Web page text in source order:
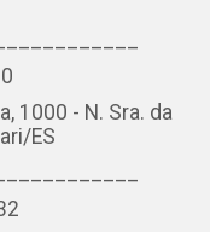
1000 - N. Sra. da
ES